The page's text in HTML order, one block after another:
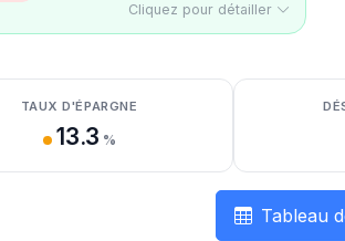
Cliquez pour détailler
des recettes
des dépenses
de la trésorerie
TAUX D'ÉPARGNE
13.3 %
Tableau